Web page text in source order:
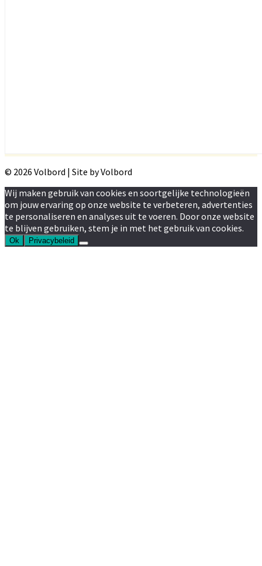
© 2026 Volbord | Site by Volbord
Wij maken gebruik van cookies en soortgelijke technologieën
om jouw ervaring op onze website te verbeteren, advertenties
te personaliseren en analyses uit te voeren. Door onze website
te blijven gebruiken, stem je in met het gebruik van cookies.
Ok Privacybeleid